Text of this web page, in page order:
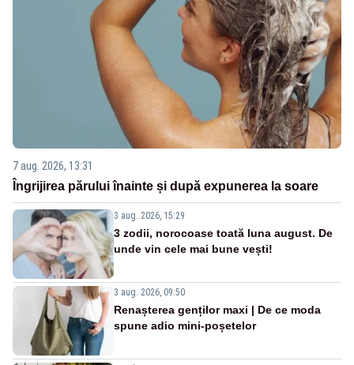
7 aug. 2026, 13:31
Îngrijirea părului înainte și după expunerea la soare
3 aug. 2026, 15:29
3 zodii, norocoase toată luna august. De
unde vin cele mai bune vești!
3 aug. 2026, 09:50
Renașterea genților maxi | De ce moda
spune adio mini-poșetelor